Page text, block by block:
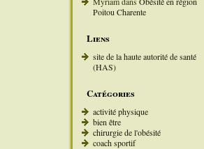
Poitou Charente
Liens
site de la haute autorité de santé
(HAS)
Catégories
activité physique
bien être
chirurgie de l'obésité
coach sportif